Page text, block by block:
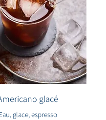
glacé
glace, espresso